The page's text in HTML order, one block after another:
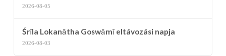
2026-08-05
Śrīla Lokanātha Goswāmī eltávozási napja
2026-08-03